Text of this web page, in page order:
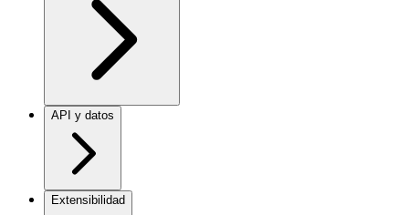
API y datos
Extensibilidad